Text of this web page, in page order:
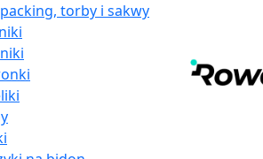
torby i sakwy